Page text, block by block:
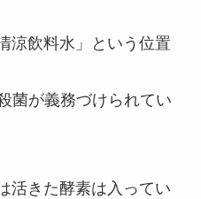
涼飲料水」という位置
菌が義務づけられてい
活きた酵素は入ってい